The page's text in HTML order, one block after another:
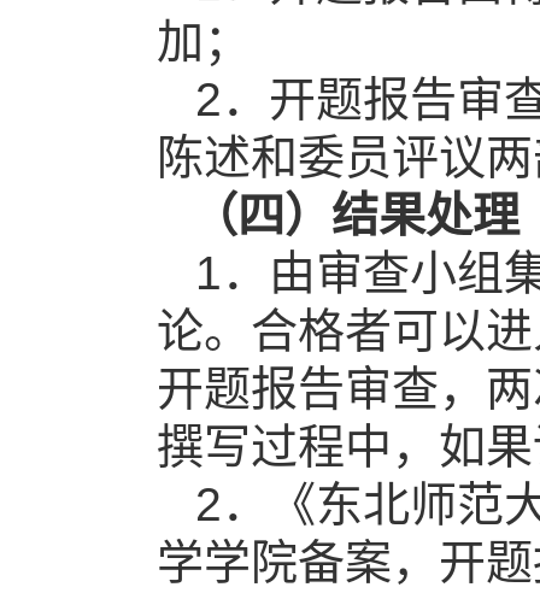
加；
2．开题报告审
陈述和委员评议
（四）结果处理
1．由审查小组
论。合格者可以
开题报告审查，
撰写过程中，如
2．《东北师范
学学院备案，开